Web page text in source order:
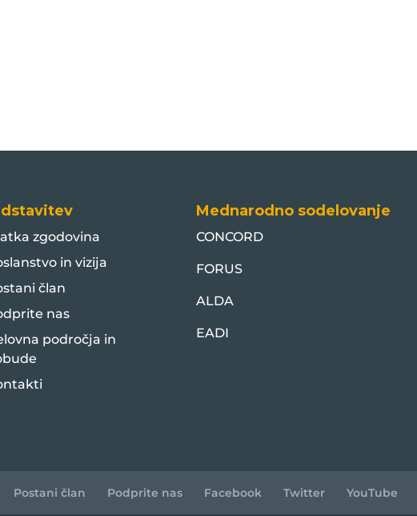
zgodovina
in vizija
član
nas
področja in
Mednarodno sodelovanje
CONCORD
FORUS
ALDA
EADI
Postani član Podprite nas Facebook Twitter YouTube